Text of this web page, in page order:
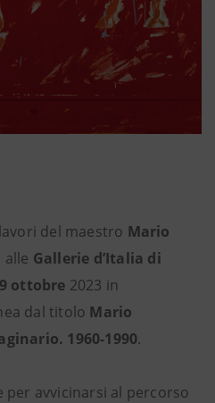
del maestro Mario
Gallerie d’Italia di
ottobre 2023 in
dal titolo Mario
1960-1990.
per avvicinarsi al percorso